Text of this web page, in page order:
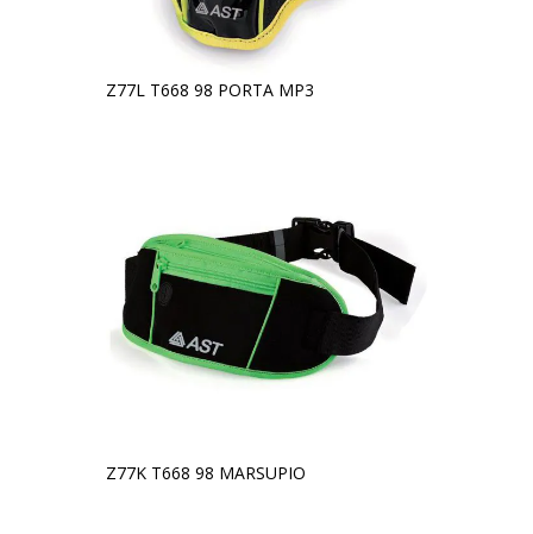
Z77L T668 98 PORTA MP3
Z77K T668 98 MARSUPIO